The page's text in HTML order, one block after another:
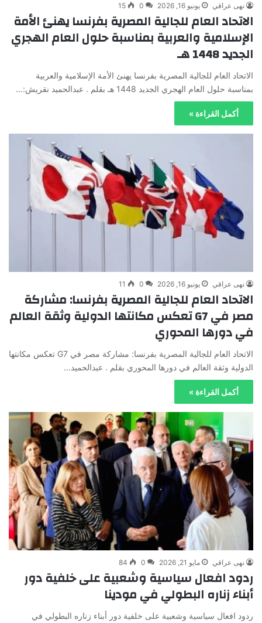
نهى عراقي يونيو 16, 2026 0
15
الاتحاد العام للجالية المصرية بفرنسا يهنئ الأمة
الإسلامية والعربية بمناسبة حلول العام الهجري
الجديد 1448 هـ
الاتحاد العام للجالية المصرية بفرنسا يهنئ الأمة الإسلامية والعربية
بمناسبة حلول العام الهجري الجديد 1448 هـ بقلم . عبدالحميد نقريش:…
أكمل القراءة »
نهى عراقي يونيو 16, 2026 0
11
الاتحاد العام للجالية المصرية بفرنسا: مشاركة
مصر في G7 تعكس مكانتها الدولية وثقة العالم
في دورها المحوري
الاتحاد العام للجالية المصرية بفرنسا: مشاركة مصر في G7 تعكس مكانتها
الدولية وثقة العالم في دورها المحوري بقلم . عبدالحميد…
أكمل القراءة »
نهى عراقي مايو 21, 2026 0
84
ردود افعال سياسية وشعبية على خلفية دور
أبناء زناره البطولي في مودينا
ردود افعال سياسية وشعبية على خلفية دور أبناء زناره البطولي في